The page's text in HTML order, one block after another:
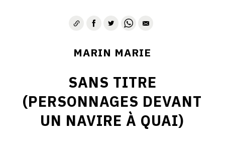
MARIN MARIE
SANS TITRE
(PERSONNAGES DEVANT
UN NAVIRE À QUAI)